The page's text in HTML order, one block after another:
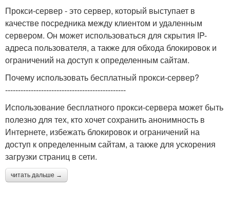
Прокси-сервер - это сервер, который выступает в
качестве посредника между клиентом и удаленным
сервером. Он может использоваться для скрытия IP-
адреса пользователя, а также для обхода блокировок и
ограничений на доступ к определенным сайтам.
Почему использовать бесплатный прокси-сервер?
-----------------------------------------------
Использование бесплатного прокси-сервера может быть
полезно для тех, кто хочет сохранить анонимность в
Интернете, избежать блокировок и ограничений на
доступ к определенным сайтам, а также для ускорения
загрузки страниц в сети.
читать дальше →